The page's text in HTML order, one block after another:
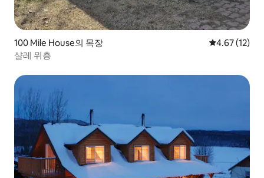
100 Mile House의 목장 평점 4.67점
4.67 (12)
샬레 위층